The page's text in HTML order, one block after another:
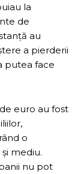
la
de
au
a pierderii
putea face
euro au fost
o
mediu.
nu pot